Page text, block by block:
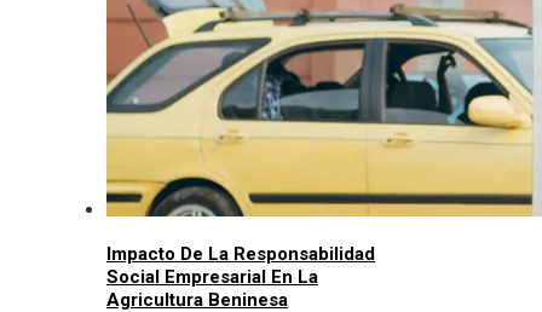
Impacto De La Responsabilidad
Social Empresarial En La
Agricultura Beninesa